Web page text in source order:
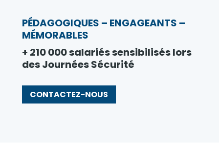
PÉDAGOGIQUES – ENGAGEANTS –
MÉMORABLES
+ 210 000 salariés sensibilisés lors
des Journées Sécurité
CONTACTEZ-NOUS